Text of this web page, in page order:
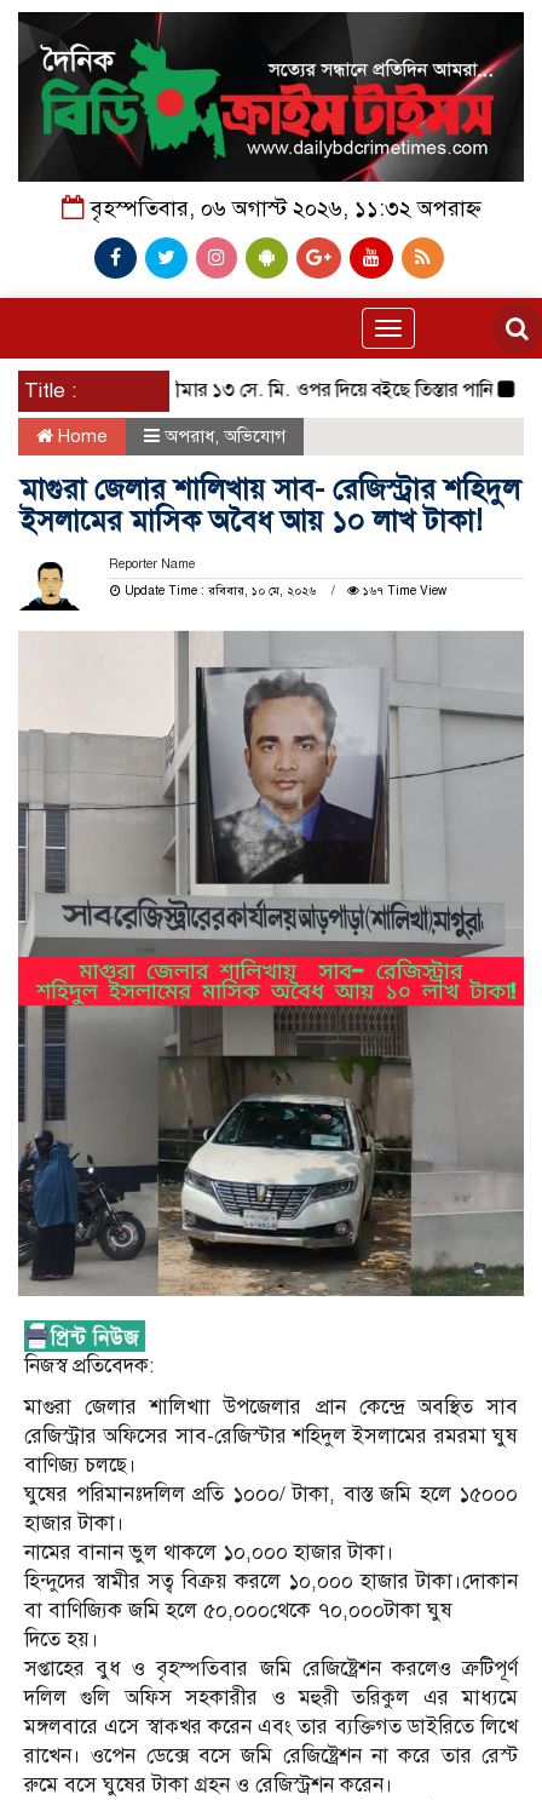
বৃহস্পতিবার, ০৬ অগাস্ট ২০২৬, ১১:৩২ অপরাহ্ন
Toggle
navigation
Title :বিপদসীমার ১৩ সে. মি. ওপর দিয়ে বইছে তিস্তার পানি পায়ে
Home অপরাধ, অভিযোগ
মাগুরা জেলার শালিখায় সাব- রেজিস্ট্রার শহিদুল
ইসলামের মাসিক অবৈধ আয় ১০ লাখ টাকা!
Reporter Name
Update Time : রবিবার, ১০ মে, ২০২৬
১৬৭ Time View
নিজস্ব প্রতিবেদক:
মাগুরা জেলার শালিখাা উপজেলার প্রান কেন্দ্রে অবস্থিত সাব
রেজিস্ট্রার অফিসের সাব-রেজিস্টার শহিদুল ইসলামের রমরমা ঘুষ
বাণিজ্য চলছে।
ঘুষের পরিমানঃদলিল প্রতি ১০০০/ টাকা, বাস্ত জমি হলে ১৫০০০
হাজার টাকা।
নামের বানান ভুল থাকলে ১০,০০০ হাজার টাকা।
হিন্দুদের স্বামীর সত্ব বিক্রয় করলে ১০,০০০ হাজার টাকা।দোকান
বা বাণিজ্যিক জমি হলে ৫০,০০০থেকে ৭০,০০০টাকা ঘুষ
দিতে হয়।
সপ্তাহের বুধ ও বৃহস্পতিবার জমি রেজিষ্ট্রেশন করলেও ত্রুটিপূর্ণ
দলিল গুলি অফিস সহকারীর ও মহুরী তরিকুল এর মাধ্যমে
মঙ্গলবারে এসে স্বাক্খর করেন এবং তার ব্যক্তিগত ডাইরিতে লিখে
রাখেন। ওপেন ডেক্সে বসে জমি রেজিষ্ট্রেশন না করে তার রেস্ট
রুমে বসে ঘুষের টাকা গ্রহন ও রেজিস্ট্রশন করেন।